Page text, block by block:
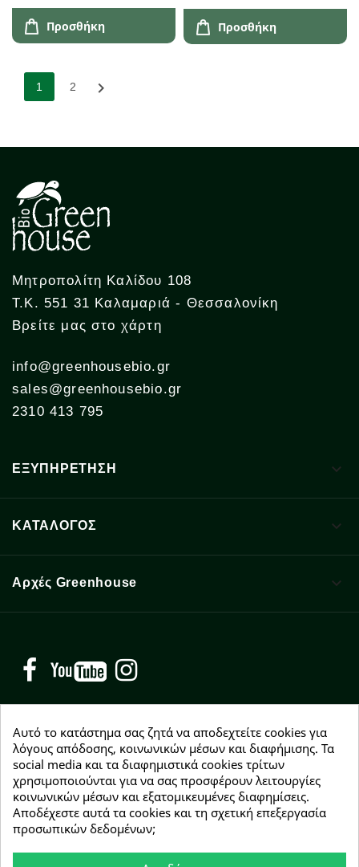
Προσθήκη Προσθήκη
1 2 
Μητροπολίτη Καλίδου 108
Τ.Κ. 551 31 Καλαμαριά - Θεσσαλονίκη
Βρείτε μας στο χάρτη
info@greenhousebio.gr
sales@greenhousebio.gr
2310 413 795
ΕΞΥΠΗΡΕΤΗΣΗ 
ΚΑΤΑΛΟΓΟΣ 
Αρχές Greenhouse 
Facebook YouTube
NEWSLETTER
Εγγραφείτε δωρεάν και θα είστε οι πρώτοι που θα
λάβετε τα νέα μας γύρω από προσφορές, εκπτώσεις
και νέα προϊόντα.
Αυτό το κατάστημα σας ζητά να αποδεχτείτε cookies για
λόγους απόδοσης, κοινωνικών μέσων και διαφήμισης. Τα
social media και τα διαφημιστικά cookies τρίτων
χρησιμοποιούνται για να σας προσφέρουν λειτουργίες
κοινωνικών μέσων και εξατομικευμένες διαφημίσεις.
Αποδέχεστε αυτά τα cookies και τη σχετική επεξεργασία
προσωπικών δεδομένων;